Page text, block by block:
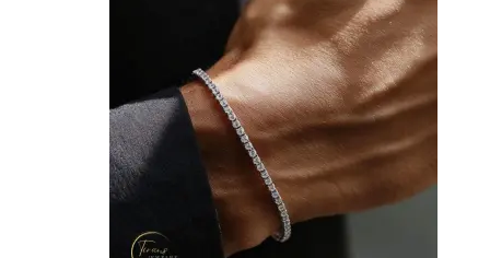
מספר
סוגים.
ניתן
לבחור
את
האפשרויות
בעמוד